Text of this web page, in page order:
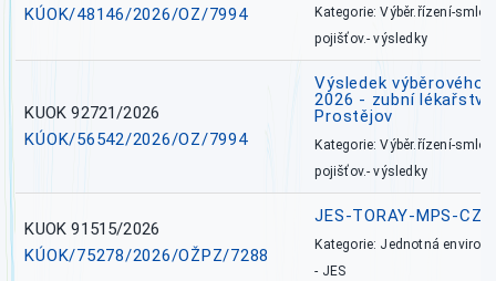
KÚOK/48146/2026/OZ/7994
Kategorie: Výběr.řízení-
pojišťov.- výsledky
KUOK 92721/2026
KÚOK/56542/2026/OZ/7994
Výsledek výběrového
2026 - zubní
Prostějov
Kategorie: Výběr.řízení-
pojišťov.- výsledky
KUOK 91515/2026
KÚOK/75278/2026/OŽPZ/7288
JES-TORAY-MPS-CZ
Kategorie: Jednotná
- JES